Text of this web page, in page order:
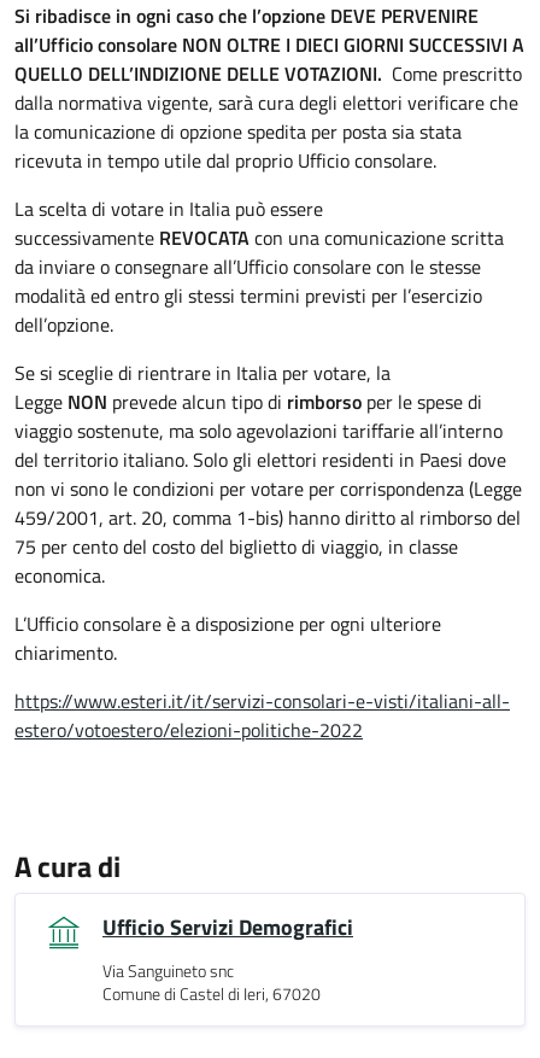
Si ribadisce in ogni caso che l’opzione DEVE PERVENIRE
all’Ufficio consolare NON OLTRE I DIECI GIORNI SUCCESSIVI A
QUELLO DELL’INDIZIONE DELLE VOTAZIONI. Come prescritto
dalla normativa vigente, sarà cura degli elettori verificare che
la comunicazione di opzione spedita per posta sia stata
ricevuta in tempo utile dal proprio Ufficio consolare.
La scelta di votare in Italia può essere
successivamente REVOCATAcon una comunicazione scritta
da inviare o consegnare all’Ufficio consolare con le stesse
modalità ed entro gli stessi termini previsti per l’esercizio
dell’opzione.
Se si sceglie di rientrare in Italia per votare, la
Legge NON prevede alcun tipo di rimborso per le spese di
viaggio sostenute, ma solo agevolazioni tariffarie all’interno
del territorio italiano. Solo gli elettori residenti in Paesi dove
non vi sono le condizioni per votare per corrispondenza (Legge
459/2001, art. 20, comma 1-bis) hanno diritto al rimborso del
75 per cento del costo del biglietto di viaggio, in classe
economica.
L’Ufficio consolare è a disposizione per ogni ulteriore
chiarimento.
https://www.esteri.it/it/servizi-consolari-e-visti/italiani-all-
estero/votoestero/elezioni-politiche-2022
A cura di
Ufficio Servizi Demografici
Via Sanguineto snc
Comune di Castel di Ieri, 67020